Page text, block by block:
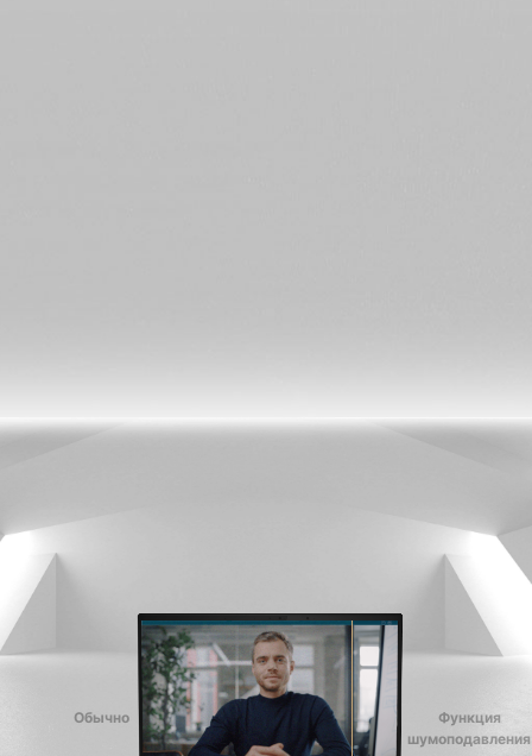
Обычно
Функция
шумоподавления